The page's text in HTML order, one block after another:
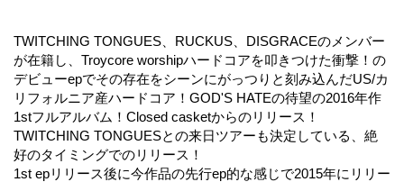
TWITCHING TONGUES、RUCKUS、DISGRACEのメンバー
が在籍し、Troycore worshipハードコアを叩きつけた衝撃！の
デビューepでその存在をシーンにがっつりと刻み込んだUS/カ
リフォルニア産ハードコア！GOD'S HATEの待望の2016年作
1stフルアルバム！Closed casketからのリリース！
TWITCHING TONGUESとの来日ツアーも決定している、絶
好のタイミングでのリリース！
1st epリリース後に今作品の先行ep的な感じで2015年にリリー